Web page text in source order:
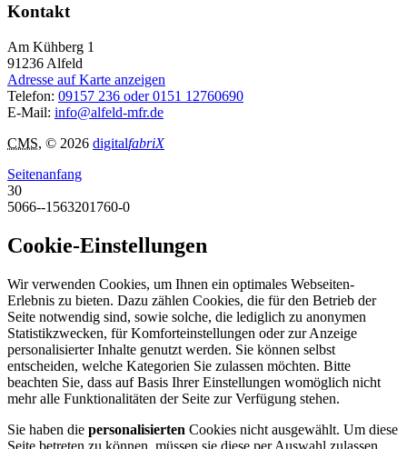
Kontakt
Am Kühberg 1
91236 Alfeld
Adresse auf Karte anzeigen
Telefon: 09157 236 oder 0151 12760690
E-Mail: info@alfeld-mfr.de
CMS, © 2026 digitalfabriX
Seitenanfang
30
5066--1563201760-0
Cookie-Einstellungen
Wir verwenden Cookies, um Ihnen ein optimales Webseiten-
Erlebnis zu bieten. Dazu zählen Cookies, die für den Betrieb der
Seite notwendig sind, sowie solche, die lediglich zu anonymen
Statistikzwecken, für Komforteinstellungen oder zur Anzeige
personalisierter Inhalte genutzt werden. Sie können selbst
entscheiden, welche Kategorien Sie zulassen möchten. Bitte
beachten Sie, dass auf Basis Ihrer Einstellungen womöglich nicht
mehr alle Funktionalitäten der Seite zur Verfügung stehen.
Sie haben die personalisierten Cookies nicht ausgewählt. Um diese
Seite betreten zu können, müssen sie diese per Auswahl zulassen.